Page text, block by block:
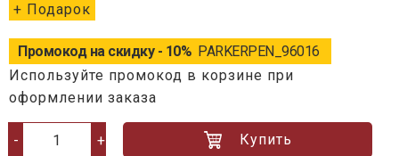
+ Подарок
Промокод на скидку - 10% PARKERPEN_96016
Используйте промокод в корзине при
оформлении заказа
- + Купить